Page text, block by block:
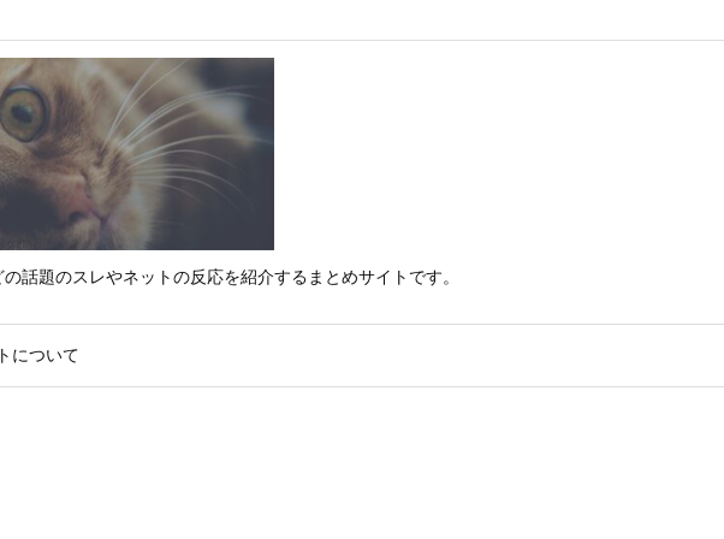
話題のスレやネットの反応を紹介するまとめサイトです。
について